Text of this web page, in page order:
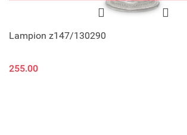
Lampion z147/130290
255.00